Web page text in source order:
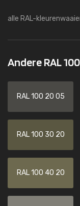
alle RAL-
Andere RAL
RAL 100 20 05
RAL 100 30 20
RAL 100 40 20